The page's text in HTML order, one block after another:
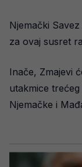
Njemački
za ovaj susret
Inače, Zmajevi
utakmice
Njemačke i